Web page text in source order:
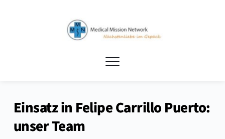
Einsatz in Felipe Carrillo Puerto:
unser Team